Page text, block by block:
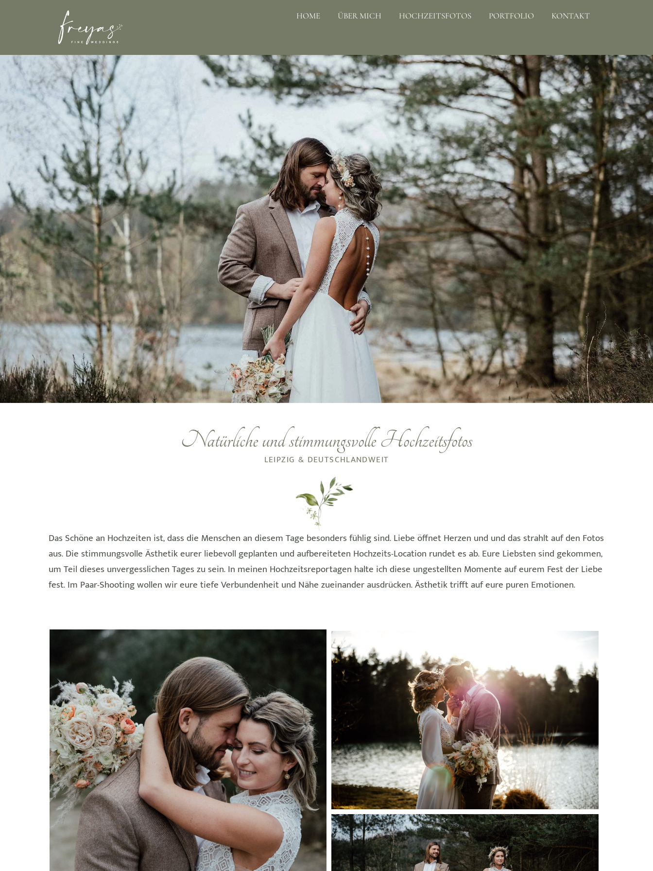
HOME ÜBER MICH HOCHZEITSFOTOS PORTFOLIO KONTAKT
Natürliche und stimmungsvolle Hochzeitsfotos
LEIPZIG & DEUTSCHLANDWEIT
Das Schöne an Hochzeiten ist, dass die Menschen an diesem Tage besonders fühlig sind. Liebe öffnet Herzen und und das strahlt auf den Fotos
aus. Die stimmungsvolle Ästhetik eurer liebevoll geplanten und aufbereiteten Hochzeits-Location rundet es ab. Eure Liebsten sind gekommen,
um Teil dieses unvergesslichen Tages zu sein. In meinen Hochzeitsreportagen halte ich diese ungestellten Momente auf eurem Fest der Liebe
fest. Im Paar-Shooting wollen wir eure tiefe Verbundenheit und Nähe zueinander ausdrücken. Ästhetik trifft auf eure puren Emotionen.